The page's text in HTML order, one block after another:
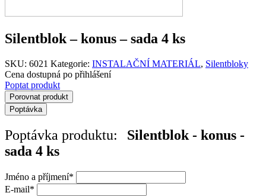
Silentblok – konus – sada 4 ks
SKU: 6021 Kategorie: INSTALAČNÍ MATERIÁL, Silentbloky
Cena dostupná po přihlášení
Poptat produkt
Porovnat produkt
Poptávka
Poptávka produktu:
Silentblok - konus -
sada 4 ks
Jméno a příjmení*
E-mail*